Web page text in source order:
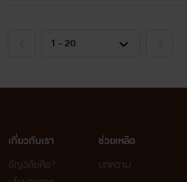
เกี่ยวกับเรา
ธัญวลัยคือ?
ช่วยเหลือ
บทความ